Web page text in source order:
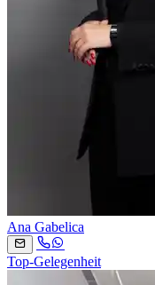
Ana Gabelica
Top-Gelegenheit